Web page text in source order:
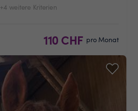
+4 weitere Kriterien
110 CHF pro Monat